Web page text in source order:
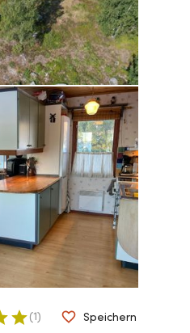
( 1 ) Speichern